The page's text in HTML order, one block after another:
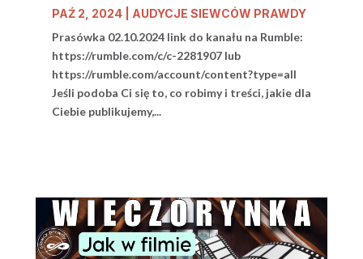
PAŹ 2, 2024| AUDYCJE SIEWCÓW PRAWDY
Prasówka 02.10.2024 link do kanału na Rumble:
https://rumble.com/c/c-2281907 lub
https://rumble.com/account/content?type=all
Jeśli podoba Ci się to, co robimy i treści, jakie dla
Ciebie publikujemy,...